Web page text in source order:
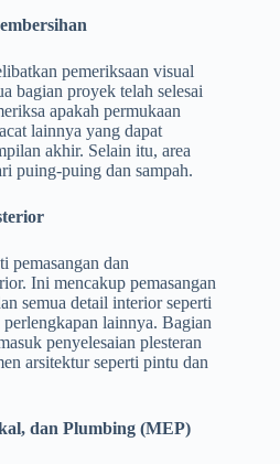
pemeriksaan visual
bagian proyek telah selesai
apakah permukaan
lainnya yang dapat
akhir. Selain itu, area
puing-puing dan sampah.
pemasangan dan
Ini mencakup pemasangan
semua detail interior seperti
lainnya. Bagian
penyelesaian plesteran
arsitektur seperti pintu dan
dan Plumbing (MEP)